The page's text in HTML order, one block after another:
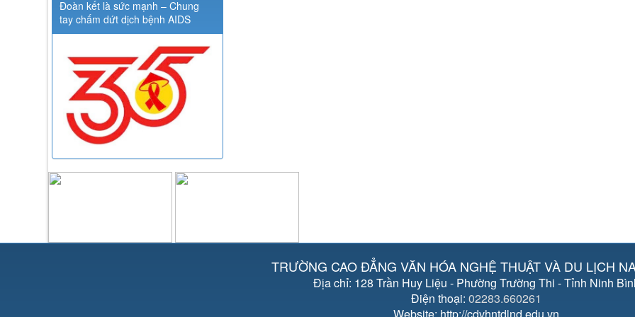
Đoàn kết là sức mạnh – Chung
tay chấm dứt dịch bệnh AIDS
TRƯỜNG CAO ĐẲNG VĂN HÓA NGHỆ THUẬT VÀ DU LỊCH
Địa chỉ: 128 Trần Huy Liệu - Phường Trường Thi - Tỉnh Ninh
Điện thoại: 02283.660261
Website: http://cdvhntdlnd.edu.vn